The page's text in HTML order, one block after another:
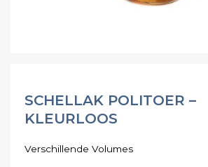
SCHELLAK POLITOER –
KLEURLOOS
Verschillende Volumes